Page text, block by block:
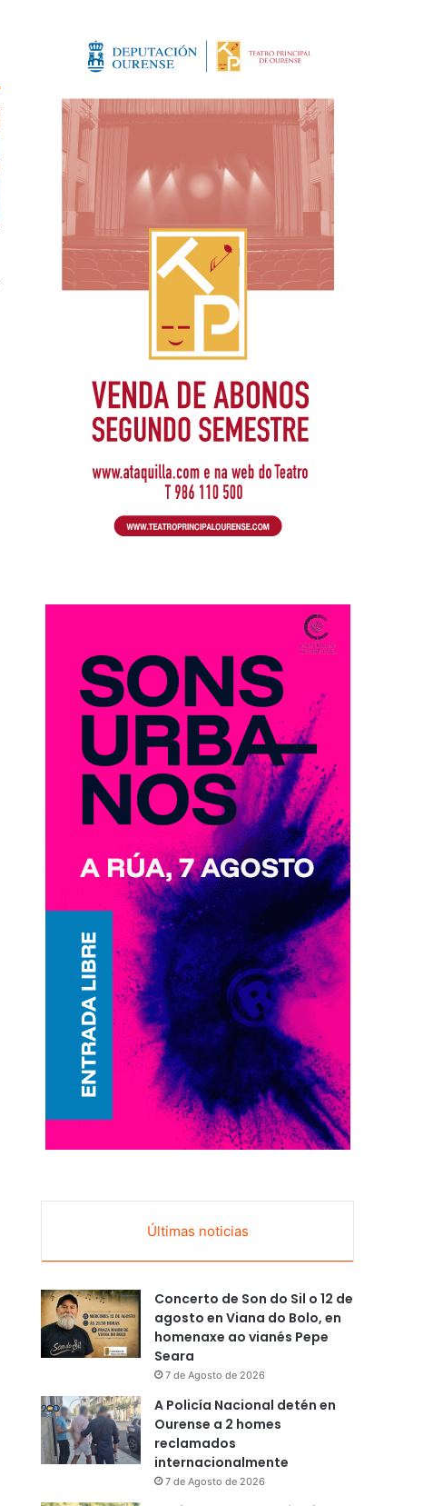
Últimas noticias
Concerto de Son do Sil o 12 de
agosto en Viana do Bolo, en
homenaxe ao vianés Pepe
Seara
7 de Agosto de 2026
A Policía Nacional detén en
Ourense a 2 homes
reclamados
internacionalmente
7 de Agosto de 2026